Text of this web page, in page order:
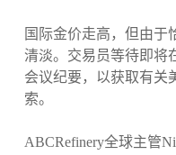
国际金价走高，但由于
清淡。交易员等待即将
会议纪要，以获取有关
索。
ABCRefinery全球主管